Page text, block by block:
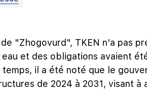
"Zhogovurd", TKEN n'a pas
et des obligations avaient
temps, il a été noté que le
de 2024 à 2031, visant à